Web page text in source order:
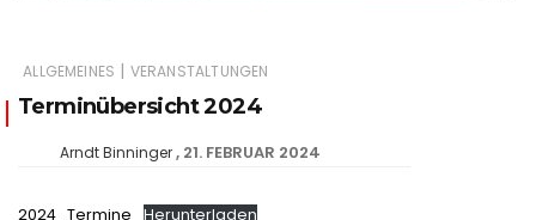
ALLGEMEINES | VERANSTALTUNGEN
Terminübersicht 2024
Arndt Binninger 21. FEBRUAR 2024
2024_Termine Herunterladen